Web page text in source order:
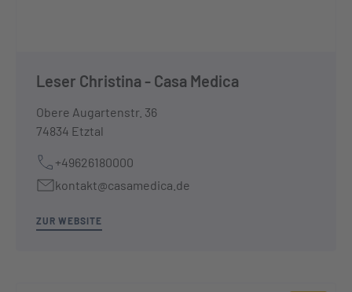
Leser Christina - Casa Medica
Obere Augartenstr. 36
74834 Etztal
+49626180000
kontakt@casamedica.de
ZUR WEBSITE